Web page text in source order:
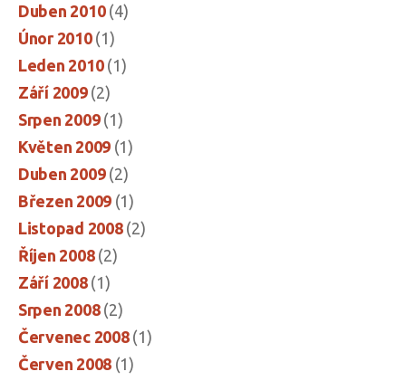
Duben 2010(4)
Únor 2010(1)
Leden 2010(1)
Září 2009(2)
Srpen 2009(1)
Květen 2009 (1)
Duben 2009(2)
Březen 2009 (1)
Listopad 2008(2)
Říjen 2008(2)
Září 2008(1)
Srpen 2008(2)
Červenec 2008(1)
Červen 2008 (1)